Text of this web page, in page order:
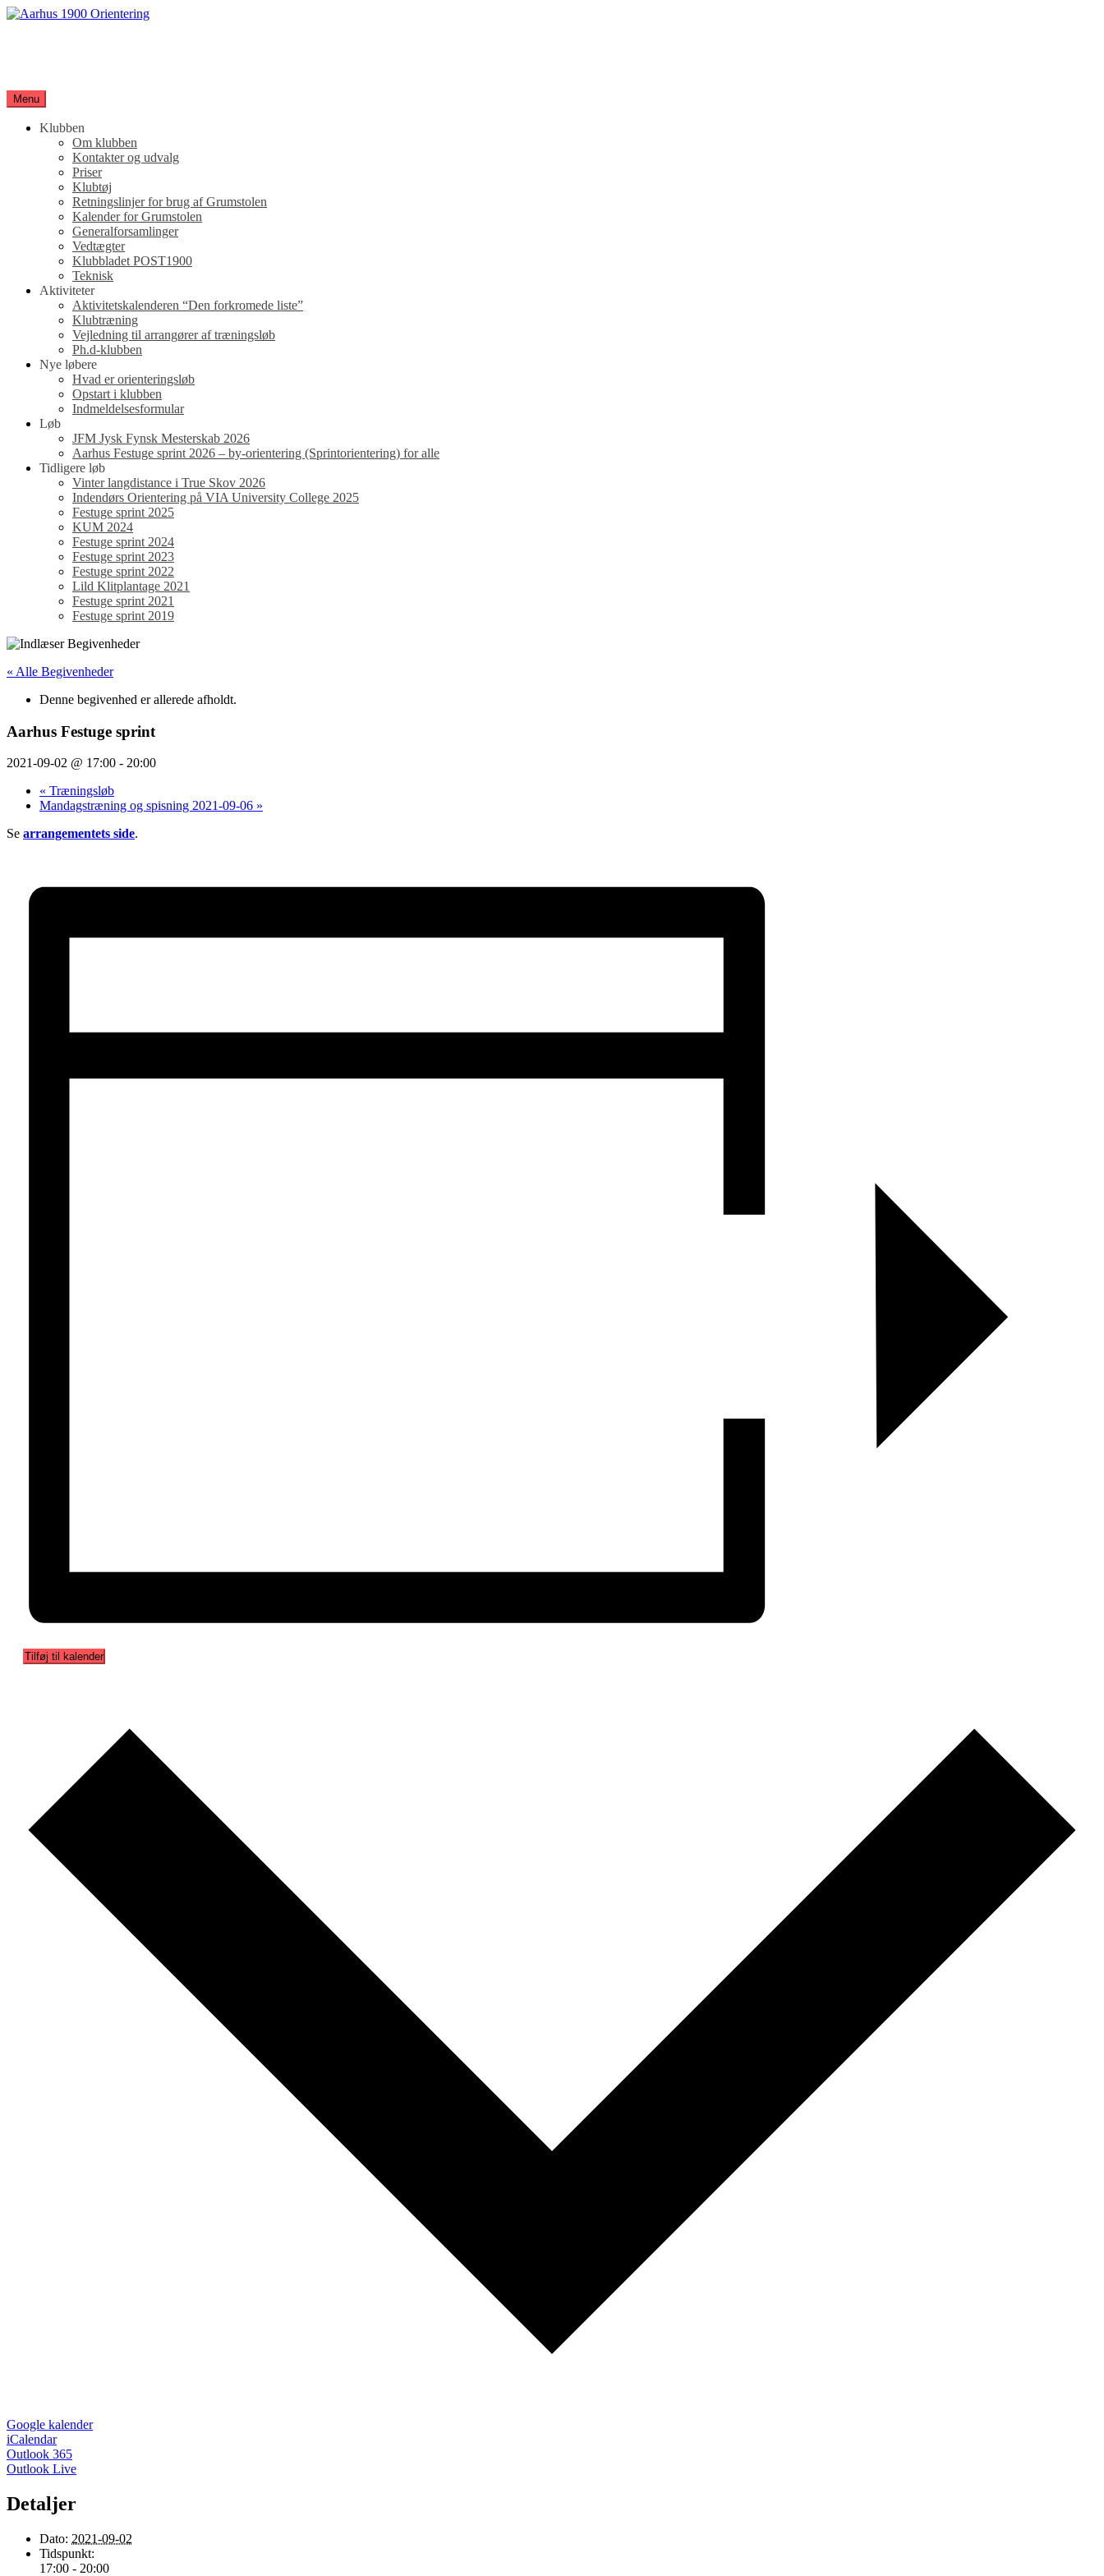
Spring
Menu
Klubben
Om klubben
Kontakter og udvalg
Priser
Klubtøj
Retningslinjer for brug af Grumstolen
Kalender for Grumstolen
Generalforsamlinger
Vedtægter
Klubbladet POST1900
Teknisk
Aktiviteter
Aktivitetskalenderen “Den forkromede liste”
Klubtræning
Vejledning til arrangører af træningsløb
Ph.d-klubben
Nye løbere
Hvad er orienteringsløb
Opstart i klubben
Indmeldelsesformular
Løb
JFM Jysk Fynsk Mesterskab 2026
Aarhus Festuge sprint 2026 – by-orientering (Sprintorientering) for alle
Tidligere løb
Vinter langdistance i True Skov 2026
Indendørs Orientering på VIA University College 2025
Festuge sprint 2025
KUM 2024
Festuge sprint 2024
Festuge sprint 2023
Festuge sprint 2022
Lild Klitplantage 2021
Festuge sprint 2021
Festuge sprint 2019
« Alle Begivenheder
Denne begivenhed er allerede afholdt.
Aarhus Festuge sprint
2021-09-02 @ 17:00 - 20:00
« Træningsløb
Mandagstræning og spisning 2021-09-06 »
Se arrangementets side.
Tilføj til kalender
Google kalender
iCalendar
Outlook 365
Outlook Live
Detaljer
Dato: 2021-09-02
Tidspunkt:
17:00 - 20:00